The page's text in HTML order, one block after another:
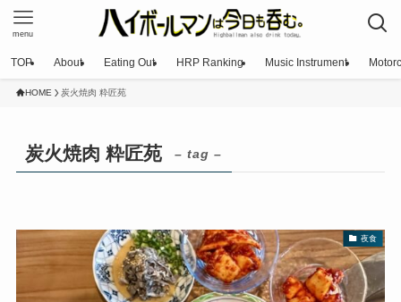
menu
TOP About Eating Out HRP Ranking Music Instrument
HOME 炭火焼肉 粋匠苑
炭火焼肉 粋匠苑 – tag –
夜食